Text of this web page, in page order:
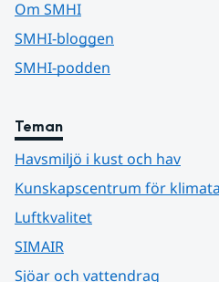
Om SMHI
SMHI-bloggen
SMHI-podden
Teman
Havsmiljö i kust och hav
Kunskapscentrum för
Luftkvalitet
SIMAIR
Sjöar och vattendrag